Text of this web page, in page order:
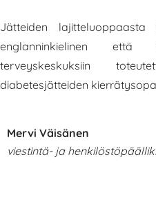
Jätteiden
englanninkielinen että
terveyskeskuksiin
diabetesjätteiden
Mervi Väisänen
viestintä- ja